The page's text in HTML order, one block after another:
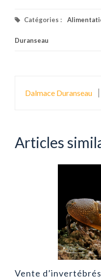
Catégories :
Duranseau
Dalmace Duranseau
Articles
Vente